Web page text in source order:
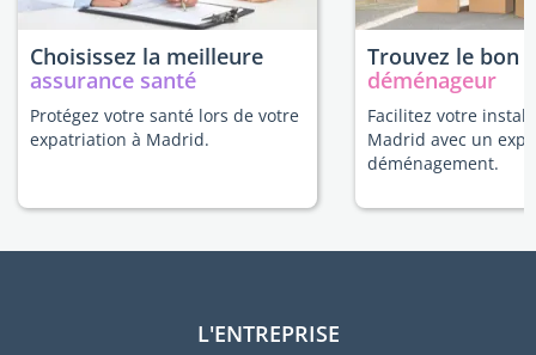
Choisissez la meilleure
assurance santé
Protégez votre santé lors de votre
expatriation à Madrid.
Trouvez le bon
déménageur
Facilitez votre
Madrid avec un
déménagement.
L'ENTREPRISE